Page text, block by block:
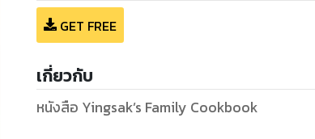
GET FREE
เกี่ยวกับ
หนังสือ Yingsak’s Family Cookbook